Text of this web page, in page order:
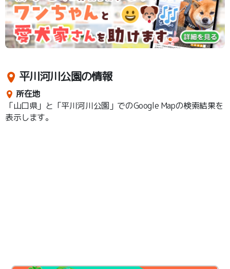
平川河川公園の情報
所在地
「山口県」と「平川河川公園」でのGoogle Mapの検索結果を
表示します。